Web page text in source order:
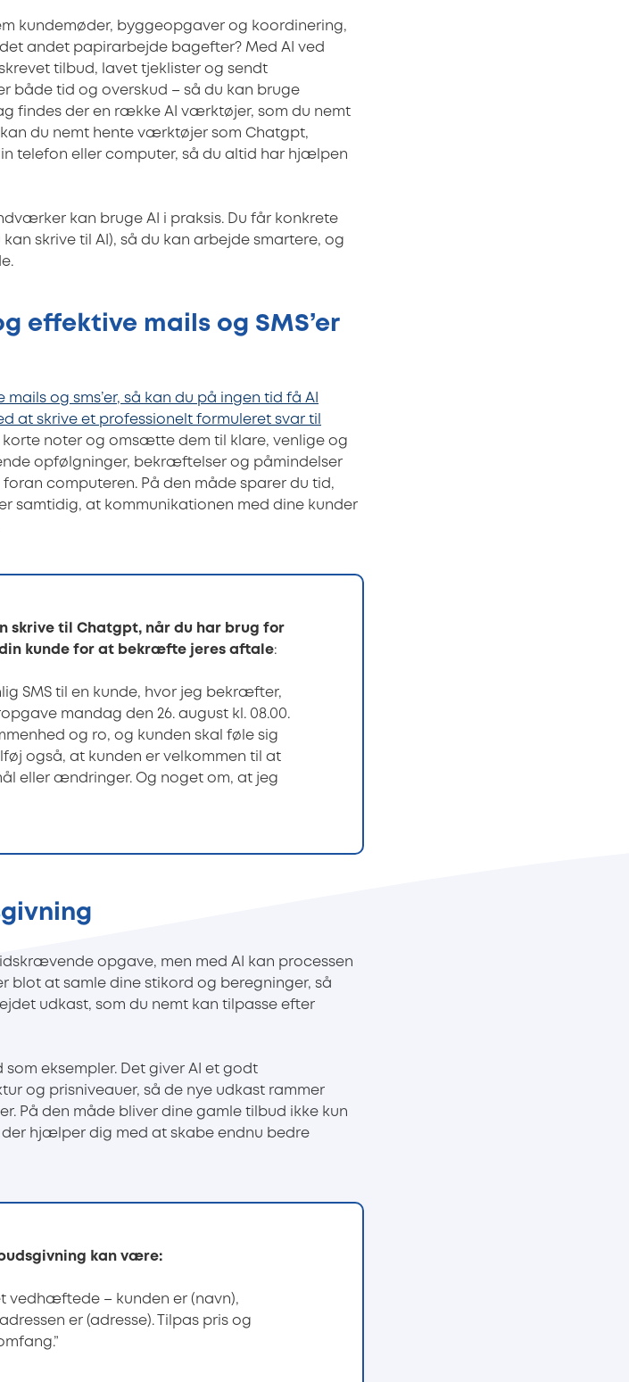
kundemøder, byggeopgaver og koordinering,
andet papirarbejde bagefter? Med AI ved
tilbud, lavet tjeklister og sendt
både tid og overskud – så du kan bruge
findes der en række AI værktøjer, som du nemt
du nemt hente værktøjer som Chatgpt,
telefon eller computer, så du altid har hjælpen
kan bruge AI i praksis. Du får konkrete
skrive til AI), så du kan arbejde smartere, og
effektive mails og SMS’er
og sms’er, så kan du på ingen tid få AI
skrive et professionelt formuleret svar til
noter og omsætte dem til klare, venlige og
opfølgninger, bekræftelser og påmindelser
computeren. På den måde sparer du tid,
samtidig, at kommunikationen med dine kunder
skrive til Chatgpt, når du har brug for
kunde for at bekræfte jeres aftale:
SMS til en kunde, hvor jeg bekræfter,
mandag den 26. august kl. 08.00.
og ro, og kunden skal føle sig
også, at kunden er velkommen til at
eller ændringer. Og noget om, at jeg
opgave, men med AI kan processen
blot at samle dine stikord og beregninger, så
udkast, som du nemt kan tilpasse efter
eksempler. Det giver AI et godt
og prisniveauer, så de nye udkast rammer
På den måde bliver dine gamle tilbud ikke kun
hjælper dig med at skabe endnu bedre
kan være:
vedhæftede – kunden er (navn),
er (adresse). Tilpas pris og